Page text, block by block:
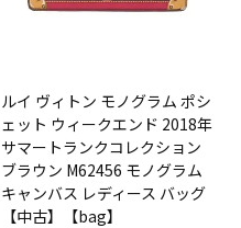
ルイ ヴィトン モノグラム ポシ
ェット ウィークエンド 2018年
サマートランクコレクション
ブラウン M62456 モノグラム
キャンバス レディース バッグ
【中古】【bag】